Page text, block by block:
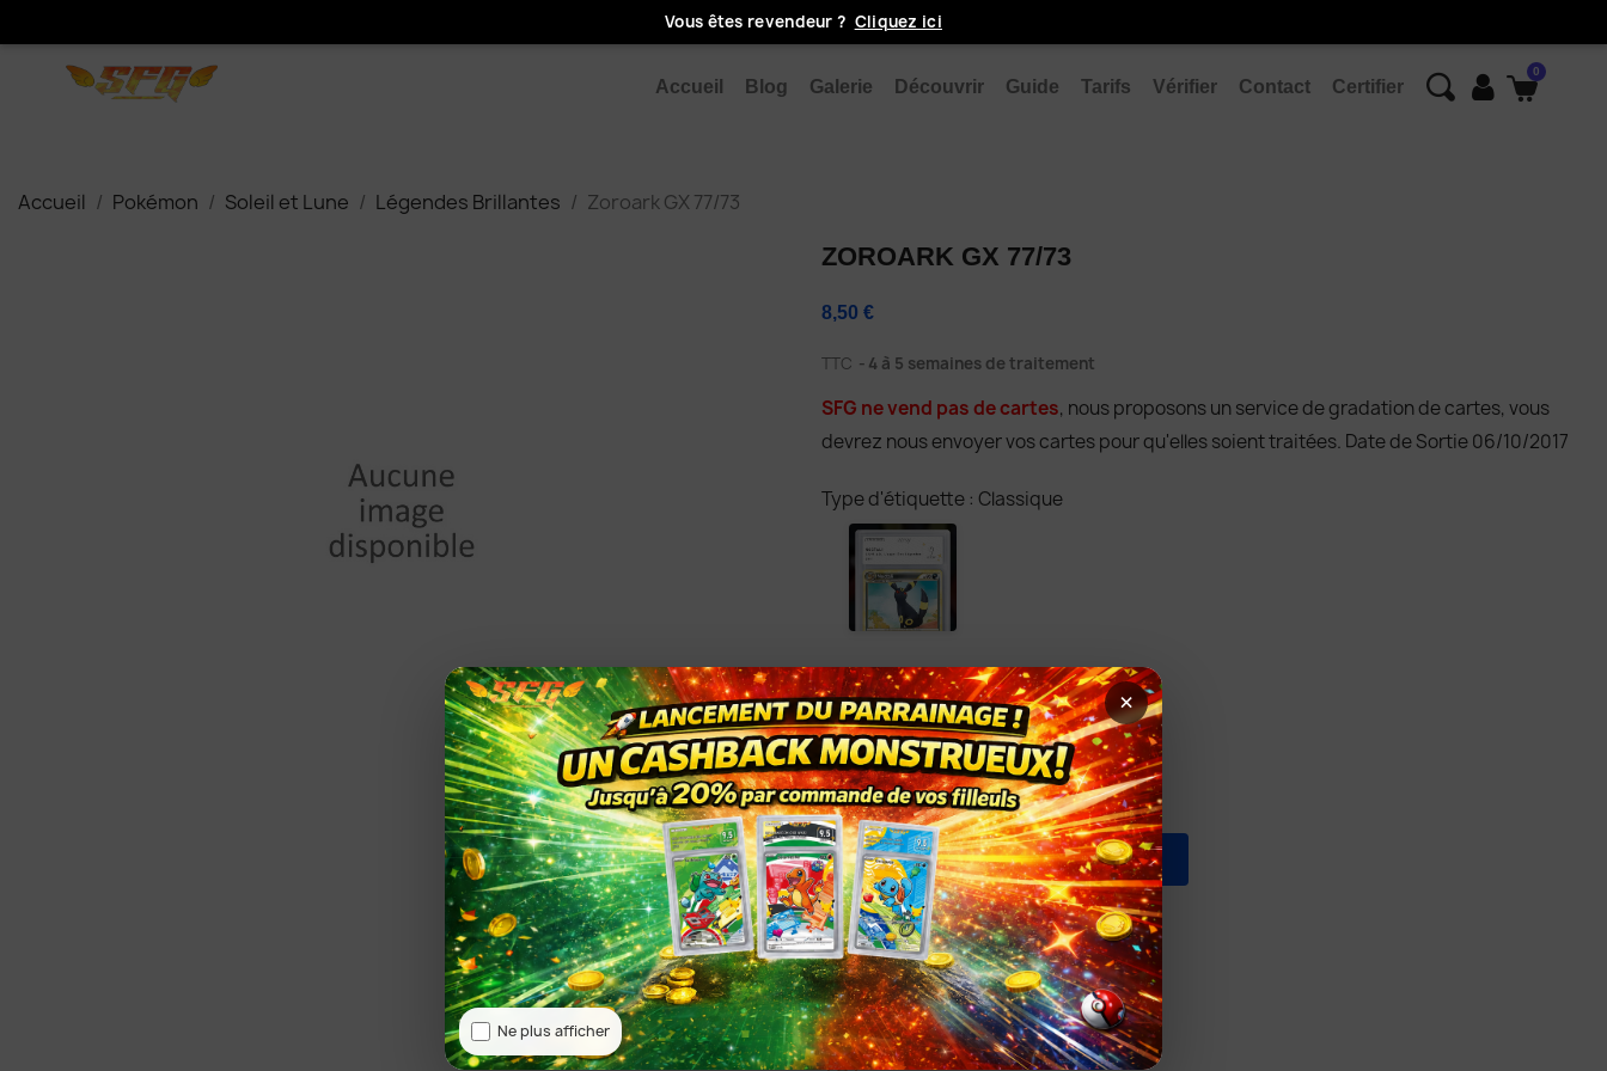
Vous êtes revendeur ? Cliquez ici
Accueil Blog Galerie Découvrir Guide Tarifs Vérifier Contact Certifier
Accueil Pokémon Soleil et Lune Légendes Brillantes Zoroark GX 77/73
ZOROARK GX 77/73
8,50 €
TTC 4 à 5 semaines de traitement
SFG ne vend pas de cartes, nous proposons un service de gradation de cartes, vous
devrez nous envoyer vos cartes pour qu'elles soient traitées. Date de Sortie 06/10/2017
Type d'étiquette : Classique
NFT : Non
Quantité
AJOUTER AU PANIER
Partager
Garanties sécurité
×
Ne plus afficher